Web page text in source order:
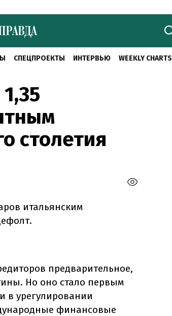
СПЕЦПРОЕКТЫ ИНТЕРВЬЮ WEEKLY CHARTS
столетия
итальянским
предварительное,
Но оно стало первым
в урегулировании
финансовые